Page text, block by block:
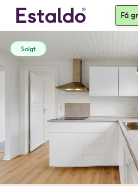
Få
Solgt